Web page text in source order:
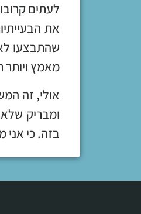
לעתים
את
שהתבצעו
מאמץ ויותר
אולי, זה
ומבריק
בזה. כי אני